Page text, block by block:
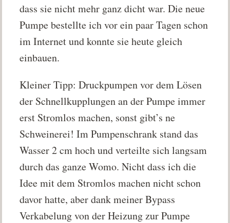
dass sie nicht mehr ganz dicht war. Die neue
Pumpe bestellte ich vor ein paar Tagen schon
im Internet und konnte sie heute gleich
einbauen.
Kleiner Tipp: Druckpumpen vor dem Lösen
der Schnellkupplungen an der Pumpe immer
erst Stromlos machen, sonst gibt’s ne
Schweinerei! Im Pumpenschrank stand das
Wasser 2 cm hoch und verteilte sich langsam
durch das ganze Womo. Nicht dass ich die
Idee mit dem Stromlos machen nicht schon
davor hatte, aber dank meiner Bypass
Verkabelung von der Heizung zur Pumpe